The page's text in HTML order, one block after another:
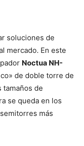
soluciones de
mercado. En este
Noctua NH-
de doble torre de
tamaños de
se queda en los
más